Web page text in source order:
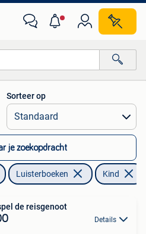
Sorteer op
je zoekopdracht
Luisterboeken Kind
de reisgenoot
Details